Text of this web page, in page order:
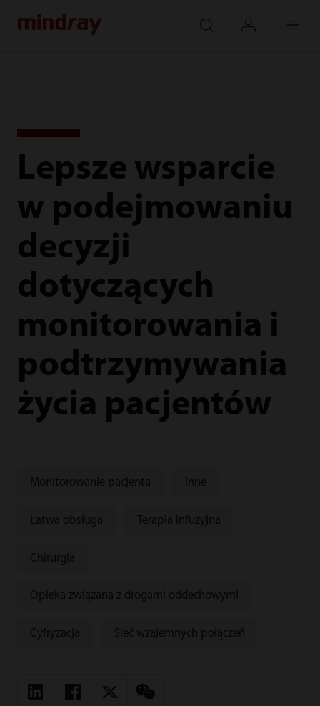
Lepsze wsparcie
w podejmowaniu
decyzji
dotyczących
monitorowania i
podtrzymywania
życia pacjentów
Monitorowanie pacjenta Inne
Łatwa obsługa Terapia infuzyjna
Chirurgia
Opieka związana z drogami oddechowymi
Cyfryzacja Sieć wzajemnych połączeń